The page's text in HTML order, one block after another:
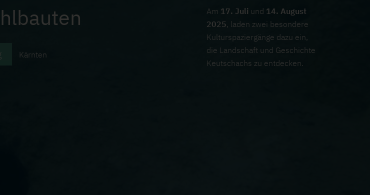
Kärnten
Am 17. Juli und 14. August
2025, laden zwei besondere
Kulturspaziergänge dazu ein,
die Landschaft und Geschichte
Keutschachs zu entdecken.